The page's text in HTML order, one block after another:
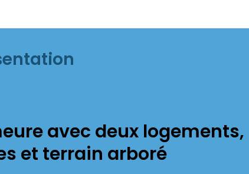
avec deux logements,
et terrain arboré